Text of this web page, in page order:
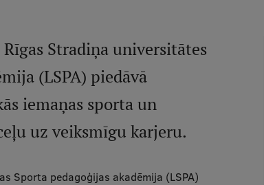
Stradiņa universitātes
(LSPA) piedāvā
iemaņas sporta un
uz veiksmīgu karjeru.
Sporta pedagoģijas akadēmija (LSPA)